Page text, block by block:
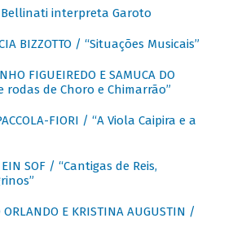
interpreta Garoto
BIZZOTTO / “Situações Musicais”
FIGUEIREDO E SAMUCA DO
rodas de Choro e Chimarrão”
FIORI / “A Viola Caipira e a
SOF / “Cantigas de Reis,
ORLANDO E KRISTINA AUGUSTIN /